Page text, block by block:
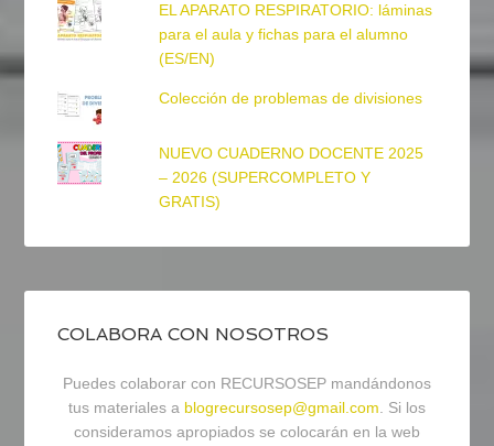
EL APARATO RESPIRATORIO: láminas
para el aula y fichas para el alumno
(ES/EN)
Colección de problemas de divisiones
NUEVO CUADERNO DOCENTE 2025
– 2026 (SUPERCOMPLETO Y
GRATIS)
COLABORA CON NOSOTROS
Puedes colaborar con RECURSOSEP mandándonos
tus materiales a blogrecursosep@gmail.com. Si los
consideramos apropiados se colocarán en la web